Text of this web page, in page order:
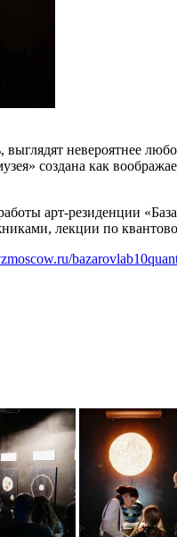
невероятнее
создана как
арт-резиденции
лекции по